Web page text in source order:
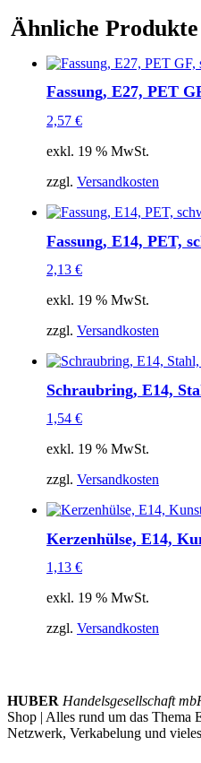
Ähnliche Produkte
Fassung, E27, PET
2,57 €
exkl. 19 % MwSt.
zzgl. Versandkosten
Fassung, E14, PET,
2,13 €
exkl. 19 % MwSt.
zzgl. Versandkosten
Schraubring, E14,
1,54 €
exkl. 19 % MwSt.
zzgl. Versandkosten
Kerzenhülse, E14,
1,13 €
exkl. 19 % MwSt.
zzgl. Versandkosten
HUBER Handelsgesellschaft
Shop | Alles rund um das Thema
Netzwerk, Verkabelung und